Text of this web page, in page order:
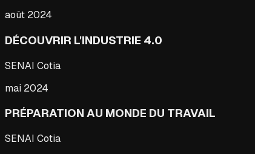
août 2024
DÉCOUVRIR L'INDUSTRIE 4.0
SENAI Cotia
mai 2024
PRÉPARATION AU MONDE DU TRAVAIL
SENAI Cotia